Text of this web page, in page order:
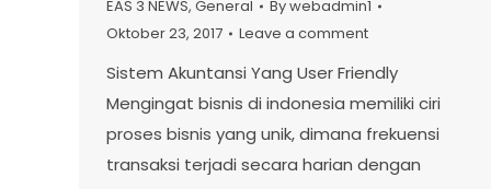
EAS 3 NEWS, General Bywebadmin1
Oktober 23, 2017
Leave a comment
Sistem Akuntansi Yang User Friendly
Mengingat bisnis di indonesia memiliki ciri
proses bisnis yang unik, dimana frekuensi
transaksi terjadi secara harian dengan